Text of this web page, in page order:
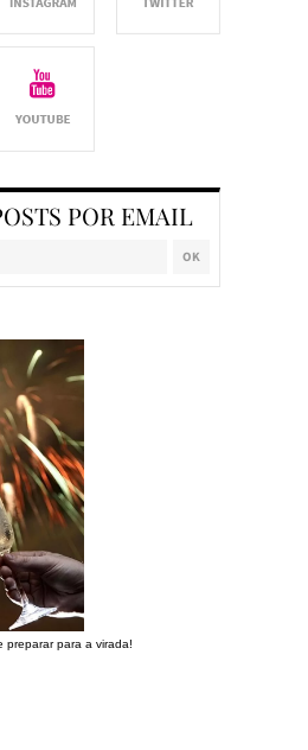
POR EMAIL
preparar para a virada!